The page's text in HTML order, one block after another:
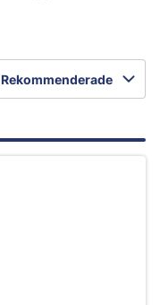
Rekommenderade